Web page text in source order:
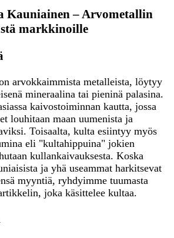
Kauniainen – Arvometallin
markkinoille
arvokkaimmista metalleista, löytyy
mineraalina tai pieninä palasina.
kaivostoiminnan kautta, jossa
louhitaan maan uumenista ja
Toisaalta, kulta esiintyy myös
eli "kultahippuina" jokien
kullankaivauksesta. Koska
ja yhä useammat harkitsevat
myyntiä, ryhdyimme tuumasta
joka käsittelee kultaa.